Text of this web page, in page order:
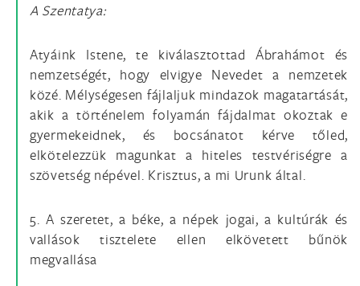
A Szentatya:
Atyáink Istene, te kiválasztottad Ábrahámot és
nemzetségét, hogy elvigye Nevedet a nemzetek
közé. Mélységesen fájlaljuk mindazok magatartását,
akik a történelem folyamán fájdalmat okoztak e
gyermekeidnek, és bocsánatot kérve tőled,
elkötelezzük magunkat a hiteles testvériségre a
szövetség népével. Krisztus, a mi Urunk által.
5. A szeretet, a béke, a népek jogai, a kultúrák és
vallások tisztelete ellen elkövetett bűnök
megvallása